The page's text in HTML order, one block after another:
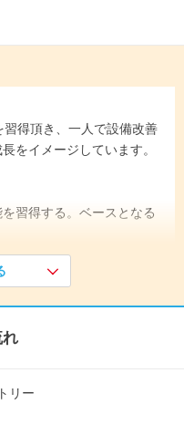
得頂き、一人で設備改善
をイメージしています。
習得する。ベースとなる
リー